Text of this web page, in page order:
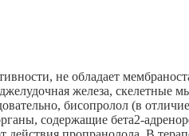
не обладает
железа,
бисопролол (в
содержащие бета2-